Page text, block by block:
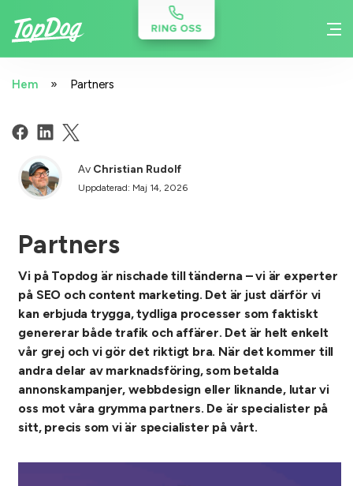
Hem » Partners
Av Christian Rudolf
Uppdaterad: Maj 14, 2026
Partners
Vi på Topdog är nischade till tänderna – vi är experter
på SEO och content marketing. Det är just därför vi
kan erbjuda trygga, tydliga processer som faktiskt
genererar både trafik och affärer. Det är helt enkelt
vår grej och vi gör det riktigt bra. När det kommer till
andra delar av marknadsföring, som betalda
annonskampanjer, webbdesign eller liknande, lutar vi
oss mot våra grymma partners. De är specialister på
sitt, precis som vi är specialister på vårt.